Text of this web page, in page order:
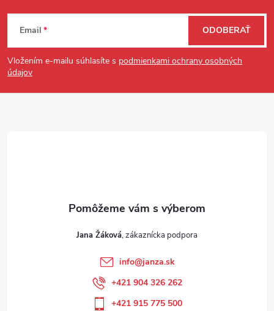
Zápätie
Email
Vložením e-mailu súhlasíte s podmienkami ochrany osobných
údajov
ODOBERAŤ
Jana Žáková
info@janza.sk
+421 904 326 262
+421 915 775 500